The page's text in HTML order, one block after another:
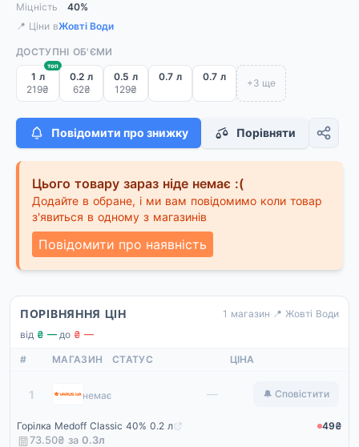
Міцність
40%
📍 Ціни вЖовті Води
ДОСТУПНІ ОБ'ЄМИ
1 л
219₴
топ
0.2 л
62₴
0.5 л
129₴
0.7 л 0.7 л
+3 ще
Повідомити про знижку Порівняти
Цього товару зараз ніде немає :(
Додайте в обране, і ми вам повідомимо коли товар
з'явиться в одному з магазинів
Повідомити про наявність
ПОРІВНЯННЯ ЦІН 1 магазин· 📍 Жовті Води
від ₴ —·до ₴ —
# МАГАЗИН СТАТУС ЦІНА
1 Варус
немає — 🔔 Сповістити
Горілка Medoff Classic 40% 0.2 л
49₴
73.50₴ за 0.3л